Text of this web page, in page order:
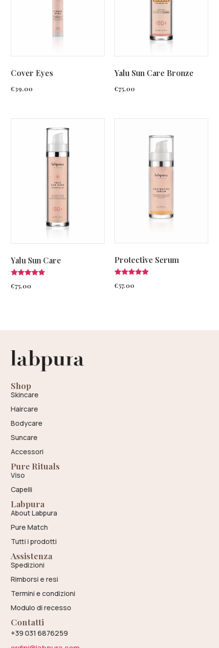
Cover Eyes
€39.00
Yalu Sun Care Bronze
€75.00
Yalu Sun Care
5.00
€75.00
Protective Serum
5.00
€57.00
Shop
Skincare
Haircare
Bodycare
Suncare
Accessori
Pure Rituals
Viso
Capelli
Labpura
About Labpura
Pure Match
Tutti i prodotti
Assistenza
Spedizioni
Rimborsi e resi
Termini e condizioni
Modulo di recesso
Contatti
+39 031 6876259